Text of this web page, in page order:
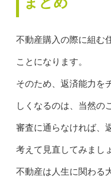
不動産購入の際に組む
ことになります。
そのため、返済能力を
しくなるのは、当然の
審査に通らなければ、
考えて見直してみまし
不動産は人生に関わる